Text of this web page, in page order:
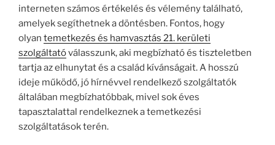
interneten számos értékelés és vélemény található,
amelyek segíthetnek a döntésben. Fontos, hogy
olyan temetkezés és hamvasztás 21. kerületi
szolgáltatóválasszunk, aki megbízható és tiszteletben
tartja az elhunytat és a család kívánságait. A hosszú
ideje működő, jó hírnévvel rendelkező szolgáltatók
általában megbízhatóbbak, mivel sok éves
tapasztalattal rendelkeznek a temetkezési
szolgáltatások terén.